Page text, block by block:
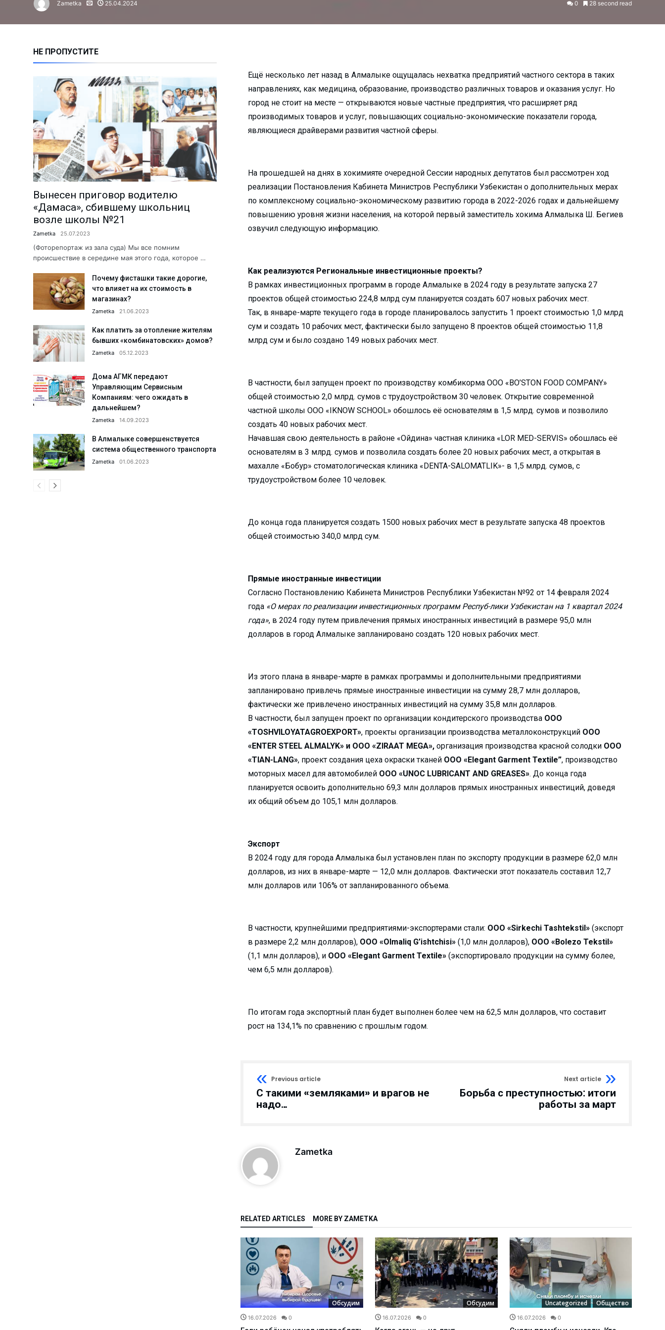
Сколько инвестиций привлечено в Алмалык?...
Чем занимается лидер молодёжи?...
Миграция: где работают и сколько зарабатывают ...
Анализ причин пожаров за 1 полугодие...
На АГМК налажено новое производство...
Познать мир и найти в нём себя…...
Избран новый председатель Алмалыкского РКЦ...
Депутаты выслушали обращение хокима...
Поддержка молодёжных инициатив...
«Количество часов тренировок прямо пропор...
Что делается для сохранения экологии?...
Когда вместо рыбы — предоставляют удочку...
Хранители народной культуры...
Б. Мирзаев: «Дайте нам время, и мы взраст...
Как летом избежать пищевых отравлений?...
«Создаём будущее вместе!» АФ НИТУ &#...
Юбилей в кругу коллег: Сапарали Туракулову ...
Пришкольные лагеря: познавательный досуг и общ...
Здравствуйте, Пушкин!...
Обращение к жителям Ташкентской области...
Работники АО «Аммофос-Максам» отмети...
А была ли самозащита? Подробности расследовани...
Футбольная школа ПФК АГМК — преобразован...
Что сделано в 1 секторе города с начала года?...
Парку «Строитель» дали вторую жизнь!...
Поддельный сертификат до добра не довёл…...
АГМК: реализация мегапроекта — новый мет...
Поддержка семьи и женщин: что сделано в 1 квар...
Женщин обучают профессиям бесплатно...
Новые предприятия — новые рабочие места...
С такими «земляками» и врагов не надо…...
Новое здание школы за полгода?Детали строитель...
Счастье — это то, чем нужно делиться…...
Угнал автомобиль и бросил в одном из дворов...
Прививка животных добровольна или обязательна?...
В какие страны из Алмалыка экспортировали прод...
Социальный работник — профессия или приз...
У людей почтенного возраста теперь есть свой Ц...
Провели анализ деятельности структур по улучше...
На что предпринимателям в Алмалыке выделяют кр...
Стартовала благотворительная декада Общества К...
Что делать в случае проблем с горячей водой и ...
Что на повестке профсоюза АО «Ammofos-Max...
Доктор, я назову сына вашим именем…...
Есть такая профессия: эксперт-криминалист...
Короткое замыкание электропроводки привело к п...
«InnoWeek.uz-2023» площадка для прод...
Городской отдел юстиции отчитался о своей рабо...
Как в Алмалыке проходит внедрение альтернативн...
Какие изменения произойдут в Узбекистане с 1 о...
Zametka 25.04.2024 0 28 second read
Ещё несколько лет назад в Алмалыке ощущалась нехватка предприятий частного сектора в таких
направлениях, как медицина, образование, производство различных товаров и оказания услуг. Но
город не стоит на месте — открываются новые частные предприятия, что расширяет ряд
производимых товаров и услуг, повышающих социально-экономические показатели города,
являющиеся драйверами развития частной сферы.
На прошедшей на днях в хокимияте очередной Сессии народных депутатов был рассмотрен ход
реализации Постановления Кабинета Министров Республики Узбекистан о дополнительных мерах
по комплексному социально-экономическому развитию города в 2022-2026 годах и дальнейшему
повышению уровня жизни населения, на которой первый заместитель хокима Алмалыка Ш. Бегиев
озвучил следующую информацию.
Как реализуются Региональные инвестиционные проекты?
В рамках инвестиционных программ в городе Алмалыке в 2024 году в результате запуска 27
проектов общей стоимостью 224,8 млрд сум планируется создать 607 новых рабочих мест.
Так, в январе-марте текущего года в городе планировалось запустить 1 проект стоимостью 1,0 млрд
сум и создать 10 рабочих мест, фактически было запущено 8 проектов общей стоимостью 11,8
млрд сум и было создано 149 новых рабочих мест.
В частности, был запущен проект по производству комбикорма ООО «BO’STON FOOD COMPANY»
общей стоимостью 2,0 млрд. сумов с трудоустройством 30 человек. Открытие современной
частной школы ООО «IKNOW SCHOOL» обошлось её основателям в 1,5 млрд. сумов и позволило
создать 40 новых рабочих мест.
Начавшая свою деятельность в районе «Ойдина» частная клиника «LOR MED-SERVIS» обошлась её
основателям в 3 млрд. сумов и позволила создать более 20 новых рабочих мест, а открытая в
махалле «Бобур» стоматологическая клиника «DENTA-SALOMATLIK»- в 1,5 млрд. сумов, с
трудоустройством более 10 человек.
До конца года планируется создать 1500 новых рабочих мест в результате запуска 48 проектов
общей стоимостью 340,0 млрд сум.
Прямые иностранные инвестиции
Согласно Постановлению Кабинета Министров Республики Узбекистан №92 от 14 февраля 2024
года «О мерах по реализации инвестиционных программ Респуб-лики Узбекистан на 1 квартал 2024
года», в 2024 году путем привлечения прямых иностранных инвестиций в размере 95,0 млн
долларов в город Алмалыке запланировано создать 120 новых рабочих мест.
Из этого плана в январе-марте в рамках программы и дополнительными предприятиями
запланировано привлечь прямые иностранные инвестиции на сумму 28,7 млн долларов,
фактически же привлечено иностранных инвестиций на сумму 35,8 млн долларов.
В частности, был запущен проект по организации кондитерского производства ООО
«TOSHVILOYATAGROEXPORT», проекты организации производства металлоконструкций ООО
«ENTER STEEL ALMALYK» и ООО «ZIRAAT MEGA»,организация производства красной солодки ООО
«TIAN-LANG», проект создания цеха окраски тканей ООО «Elegant Garment Textile”, производство
моторных масел для автомобилей ООО «UNOC LUBRICANT AND GREASES». До конца года
планируется освоить дополнительно 69,3 млн долларов прямых иностранных инвестиций, доведя
их общий объем до 105,1 млн долларов.
Экспорт
В 2024 году для города Алмалыка был установлен план по экспорту продукции в размере 62,0 млн
долларов, из них в январе-марте — 12,0 млн долларов. Фактически этот показатель составил 12,7
млн долларов или 106% от запланированного объема.
В частности, крупнейшими предприятиями-экспортерами стали: ООО «Sirkechi Tashtekstil»(экспорт
в размере 2,2 млн долларов), ООО «Olmaliq G’ishtchisi» (1,0 млн долларов), ООО «Bolezo Tekstil»
(1,1 млн долларов), и ООО «Elegant Garment Textile» (экспортировало продукции на сумму более,
чем 6,5 млн долларов).
По итогам года экспортный план будет выполнен более чем на 62,5 млн долларов, что составит
рост на 134,1% по сравнению с прошлым годом.
Previous article
С такими «земляками» и врагов не
надо…
Next article
Борьба с преступностью: итоги
работы за март
Zametka
RELATED ARTICLES MORE BY ZAMETKA
Обсудим
16.07.2026 0
Обсудим
16.07.2026 0
Uncategorized Общество
16.07.2026 0
НЕ ПРОПУСТИТЕ
Вынесен приговор водителю
«Дамаса», сбившему школьниц
возле школы №21
Zametka 25.07.2023
(Фоторепортаж из зала суда) Мы все помним
происшествие в середине мая этого года, которое …
Почему фисташки такие дорогие,
что влияет на их стоимость в
магазинах?
Zametka 21.06.2023
Как платить за отопление жителям
бывших «комбинатовских» домов?
Zametka 05.12.2023
Дома АГМК передают
Управляющим Сервисным
Компаниям: чего ожидать в
дальнейшем?
Zametka 14.09.2023
В Алмалыке совершенствуется
система общественного транспорта
Zametka 01.06.2023